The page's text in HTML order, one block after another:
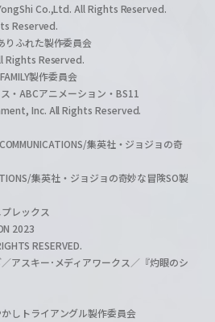
Co.,Ltd. All Rights Reserved.
Reserved.
ふれた製作委員会
Rights Reserved.
製作委員会
・ABCアニメーション・BS11
Inc. All Rights Reserved.
集英社・ジョジョの奇
集英社・ジョジョの奇妙な冒険SO製
レックス
2023
RESERVED.
アスキー･メディアワークス／『灼眼のシ
しトライアングル製作委員会